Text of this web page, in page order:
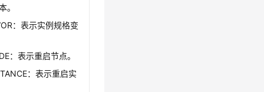
。
：表示实例规格变
：表示重启节点。
：表示重启实